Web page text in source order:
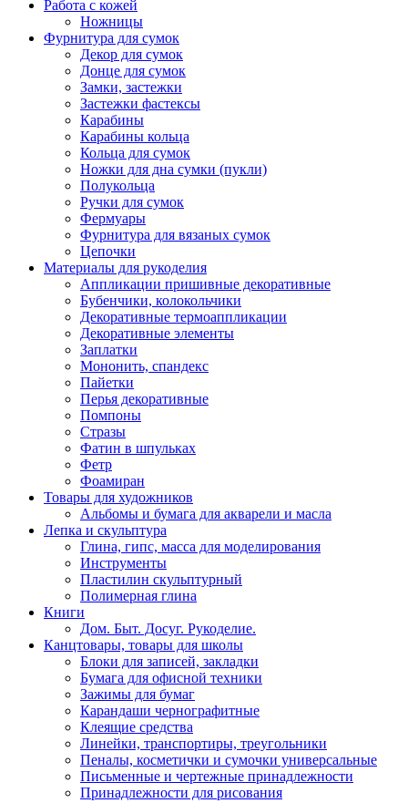
Работа с кожей
Ножницы
Фурнитура для сумок
Декор для сумок
Донце для сумок
Замки, застежки
Застежки фастексы
Карабины
Карабины кольца
Кольца для сумок
Ножки для дна сумки (пукли)
Полукольца
Ручки для сумок
Фермуары
Фурнитура для вязаных сумок
Цепочки
Материалы для рукоделия
Аппликации пришивные декоративные
Бубенчики, колокольчики
Декоративные термоаппликации
Декоративные элементы
Заплатки
Мононить, спандекс
Пайетки
Перья декоративные
Помпоны
Стразы
Фатин в шпульках
Фетр
Фоамиран
Товары для художников
Альбомы и бумага для акварели и масла
Лепка и скульптура
Глина, гипс, масса для моделирования
Инструменты
Пластилин скульптурный
Полимерная глина
Книги
Дом. Быт. Досуг. Рукоделие.
Канцтовары, товары для школы
Блоки для записей, закладки
Бумага для офисной техники
Зажимы для бумаг
Карандаши чернографитные
Клеящие средства
Линейки, транспортиры, треугольники
Пеналы, косметички и сумочки универсальные
Письменные и чертежные принадлежности
Принадлежности для рисования